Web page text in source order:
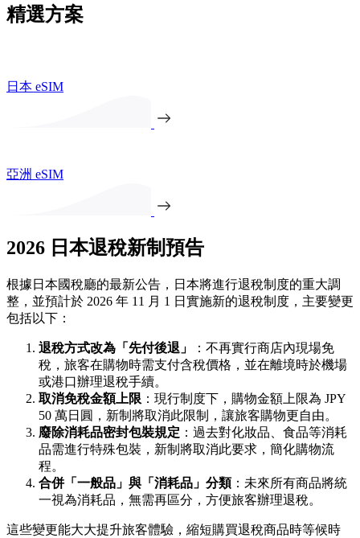
精選方案
日本 eSIM
亞洲 eSIM
2026 日本退稅新制預告
根據日本國稅廳的最新公告，日本將進行退稅制度的重大調
整，並預計於 2026 年 11 月 1 日實施新的退稅制度，主要變更
包括以下：
退稅方式改為「先付後退」
：不再實行商店內現場免
稅，旅客在購物時需支付含稅價格，並在離境時於機場
或港口辦理退稅手續。
取消免稅金額上限 ：現行制度下，購物金額上限為 JPY
50 萬日圓，新制將取消此限制，讓旅客購物更自由。
廢除消耗品密封包裝規定 ：過去對化妝品、食品等消耗
品需進行特殊包裝，新制將取消此要求，簡化購物流
程。
合併「一般品」與「消耗品」分類：未來所有商品將統
一視為消耗品，無需再區分，方便旅客辦理退稅。
這些變更能大大提升旅客體驗，縮短購買退稅商品時等候時